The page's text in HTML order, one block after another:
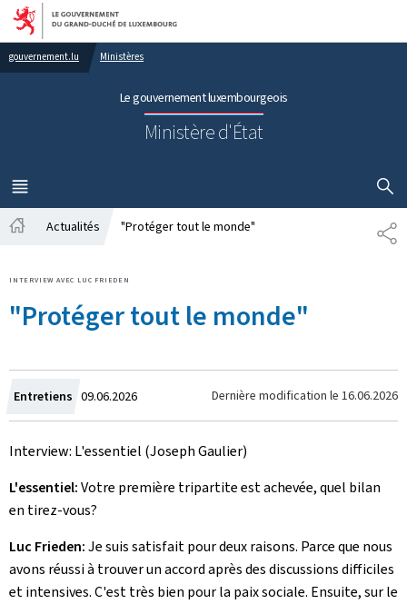
Aller au menu principal
Aller au contenu
gouvernement.lu Ministères
Le gouvernement luxembourgeois
Ministère d'État
MENU
PRINCIPAL
Actualités "Protéger tout le monde"
"Protéger tout le monde"
INTERVIEW AVEC LUC FRIEDEN
Entretiens Crée
le
09.06.2026 Dernière modification le 16.06.2026
Interview: L'essentiel (Joseph Gaulier)
L'essentiel:Votre première tripartite est achevée, quel bilan
en tirez-vous?
Luc Frieden:Je suis satisfait pour deux raisons. Parce que nous
avons réussi à trouver un accord après des discussions difficiles
et intensives. C'est très bien pour la paix sociale. Ensuite, sur le